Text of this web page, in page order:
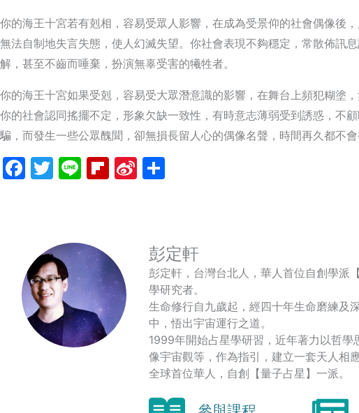
你的海王十宮若有剋相，容易受眾人影響，在成為受景仰的社會偶像後
無法自制地失言失態，使人幻滅失望。你社會表現不夠穩定，常散佈訊
解，甚至不齒而唾棄，扮演無辜受害的犧牲者。
你的海王十宮如果受剋，容易受大眾潛意識的影響，在舞台上頻犯糊塗
你的社會認同搖擺不定，形象欠缺一致性，有時意志薄弱受到誘惑，不
騙，而發生一些公眾醜聞，卻無損長留人心的偶像名聲，時間再久都不會
Facebook
Twitter
LineFlipboard
Sina
彭定軒
彭定軒，台灣台北人，華人首位自創學派
學研究者。
生命修行自九歲起，經四十年生命磨練及
中，悟出宇宙運行之道。
1999年開始占星學研習，近年著力以哲
像宇宙觀等，作為指引，建立一套天人相
全球首位華人，自創【量子占星】一派。